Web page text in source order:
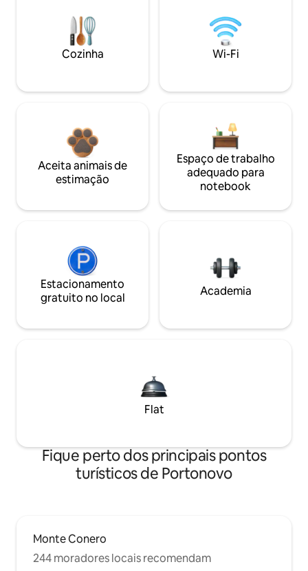
Cozinha Wi-Fi
Aceita animais de
estimação
Espaço de trabalho
adequado para
notebook
Estacionamento
gratuito no local
Academia
Flat
Fique perto dos principais pontos
turísticos de Portonovo
Monte Conero
244 moradores locais recomendam